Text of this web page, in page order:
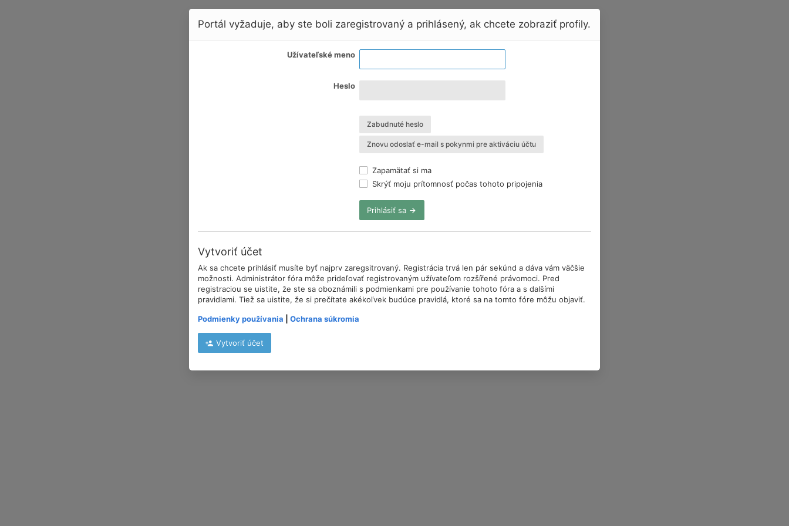
Portál vyžaduje, aby ste boli zaregistrovaný a prihlásený, ak chcete zobraziť profily.
Užívateľské meno
Heslo
Zabudnuté heslo
Znovu odoslať e-mail s pokynmi pre aktiváciu účtu
Zapamätať si ma
Skrýť moju prítomnosť počas tohoto pripojenia
Prihlásiť sa
Vytvoriť účet
Ak sa chcete prihlásiť musíte byť najprv zaregsitrovaný. Registrácia trvá len pár sekúnd a dáva vám väčšie
možnosti. Administrátor fóra môže prideľovať registrovaným užívateľom rozšířené právomoci. Pred
registraciou se uistite, že ste sa oboznámili s podmienkami pre používanie tohoto fóra a s dalšími
pravidlami. Tiež sa uistite, že si prečítate akékoľvek budúce pravidlá, ktoré sa na tomto fóre môžu objaviť.
Podmienky používania Ochrana súkromia
Vytvoriť účet